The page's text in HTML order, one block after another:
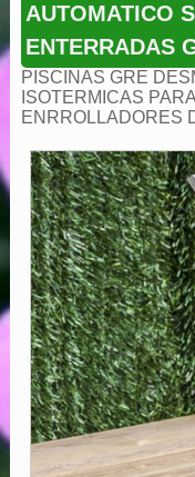
AUTOMATICO
ENTERRADAS
PISCINAS GRE
ISOTERMICAS
ENRROLLADORES